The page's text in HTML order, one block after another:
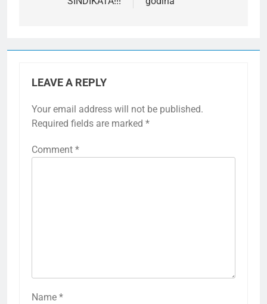
LEAVE A REPLY
Your email address will not be published.
Required fields are marked *
Comment *
Name *